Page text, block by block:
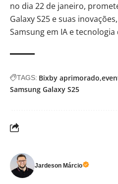
no dia 22 de janeiro,
Galaxy S25 e suas
Samsung em IA e
TAGS: Bixby aprimorado
Samsung Galaxy S25
Jardeson Márcio